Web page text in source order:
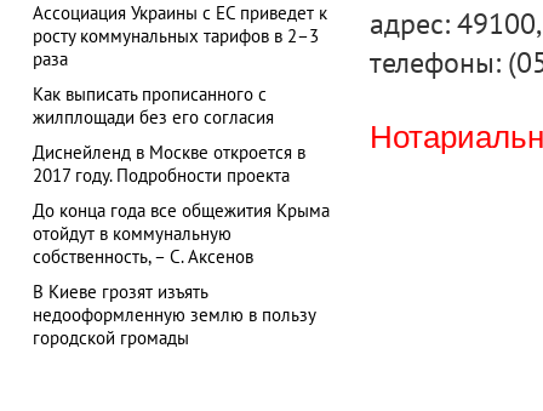
Ассоциация Украины с ЕС приведет к
росту коммунальных тарифов в 2–3
раза
Как выписать прописанного с
жилплощади без его согласия
Диснейленд в Москве откроется в
2017 году. Подробности проекта
До конца года все общежития Крыма
отойдут в коммунальную
собственность, – С. Аксенов
В Киеве грозят изъять
недооформленную землю в пользу
городской громады
адрес:
телефоны: